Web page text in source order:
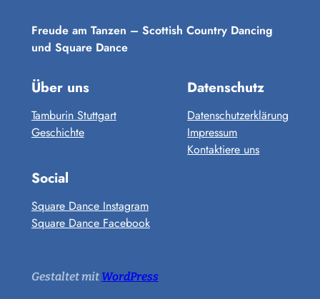
Freude am Tanzen – Scottish Country Dancing
und Square Dance
Über uns
Tamburin Stuttgart
Geschichte
Datenschutz
Datenschutzerklärung
Impressum
Kontaktiere uns
Social
Square Dance Instagram
Square Dance Facebook
Gestaltet mit WordPress